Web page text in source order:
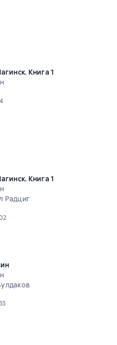
Книга 1
рейтинг 4,2 на основе 134 оценок
Книга 1
Радциг
рейтинг 4,4 на основе 102 оценок
рейтинг 4,4 на основе 165 оценок